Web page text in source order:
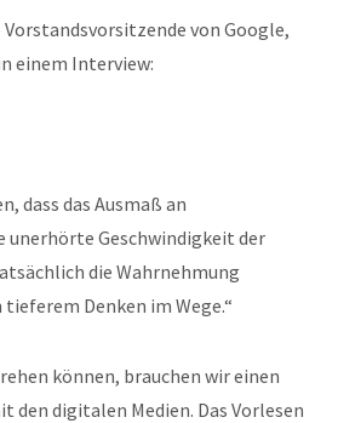
von Google,
einem Interview:
dass das Ausmaß an
unerhörte Geschwindigkeit der
die Wahrnehmung
Denken im Wege.“
können, brauchen wir einen
den digitalen Medien. Das Vorlesen